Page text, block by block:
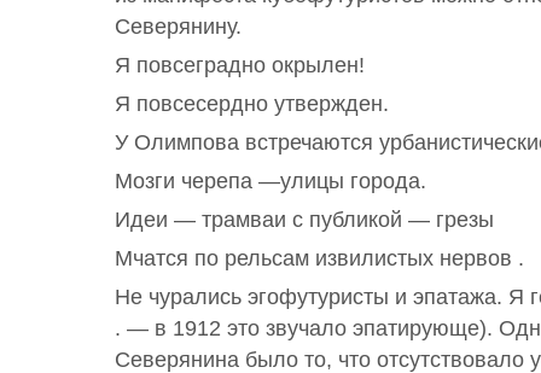
Северянину.
Я повсеградно окрылен!
Я повсесердно утвержден.
У Олимпова встречаются
Мозги черепа —улицы города.
Идеи — трамваи с публикой — грезы
Мчатся по рельсам извилистых нервов .
Не чурались эгофутуристы и эпатажа. Я
. — в 1912 это звучало эпатирующе).
Северянина было то, что отсутствовало